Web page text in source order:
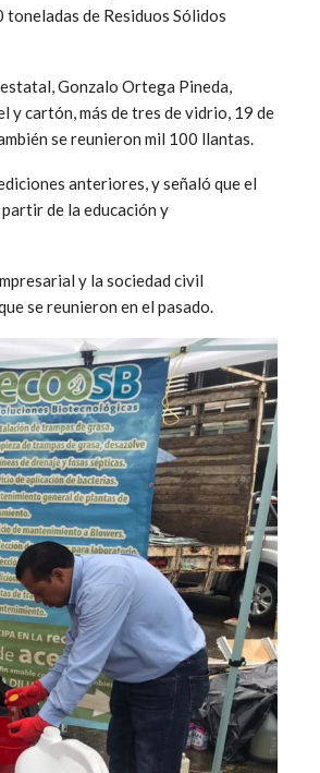
de Residuos Sólidos
Gonzalo Ortega Pineda,
y cartón, más de tres de vidrio, 19 de
se reunieron mil 100 llantas.
anteriores, y señaló que el
de la educación y
y la sociedad civil
se reunieron en el pasado.